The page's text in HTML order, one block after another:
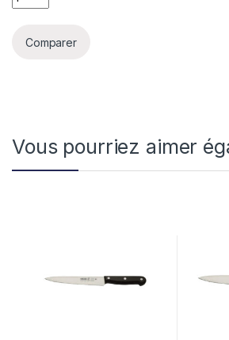
Comparer
Vous pourriez aimer